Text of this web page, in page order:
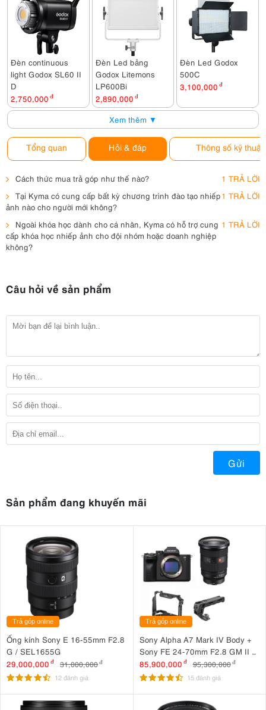
Đèn continuous
light Godox SL60 II
D
2,750,000 đ
Đèn Led bảng
Godox Litemons
LP600Bi
2,890,000 đ
Đèn Led Godox
500C
3,100,000 đ
Xem thêm ▼
Tổng quan Hỏi & đáp Thông số kỹ thuật
Cách thức mua trả góp như thế nào?
1 TRẢ LỜI
Tại Kyma có cung cấp bất kỳ chương trình đào tạo nhiếp
ảnh nào cho người mới không?
1 TRẢ LỜI
Ngoài khóa học dành cho cá nhân, Kyma có hỗ trợ cung
cấp khóa học nhiếp ảnh cho đội nhóm hoặc doanh nghiệp
không?
1 TRẢ LỜI
Câu hỏi về sản phẩm
Gửi
Sản phẩm đang khuyến mãi
Trả góp online
Ống kính Sony E 16-55mm F2.8
G / SEL1655G
29,000,000 đ 31,000,000đ
12 đánh giá
Trả góp online
Sony Alpha A7 Mark IV Body +
Sony FE 24-70mm F2.8 GM II +
SmallRig Cage 3667B +
SmallRig ARRI Locating Top
85,900,000 đ 95,300,000 đ
15 đánh giá